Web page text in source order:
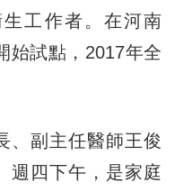
工作者。在河南
始試點，2017年全
副主任醫師王俊
週四下午，是家庭